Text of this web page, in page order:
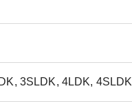
3SLDK, 4LDK, 4SLDK